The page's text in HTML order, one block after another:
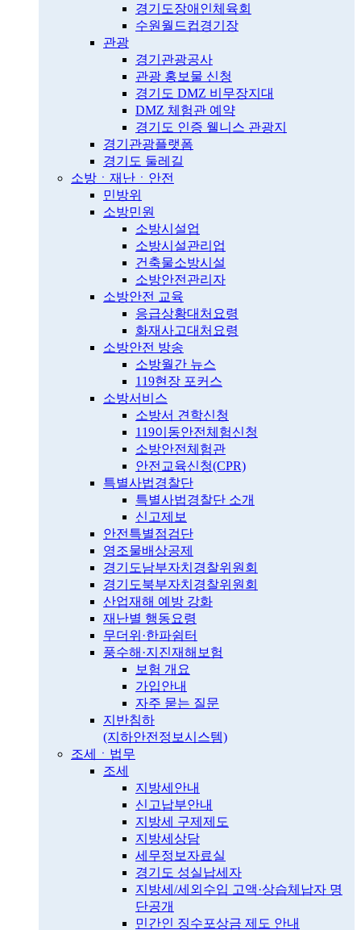
경기도장애인체육회
수원월드컵경기장
관광
경기관광공사
관광 홍보물 신청
경기도 DMZ 비무장지대
DMZ 체험관 예약
경기도 인증 웰니스 관광지
경기관광플랫폼
경기도 둘레길
소방ㆍ재난ㆍ안전
민방위
소방민원
소방시설업
소방시설관리업
건축물소방시설
소방안전관리자
소방안전 교육
응급상황대처요령
화재사고대처요령
소방안전 방송
소방월간 뉴스
119현장 포커스
소방서비스
소방서 견학신청
119이동안전체험신청
소방안전체험관
안전교육신청(CPR)
특별사법경찰단
특별사법경찰단 소개
신고제보
안전특별점검단
영조물배상공제
경기도남부자치경찰위원회
경기도북부자치경찰위원회
산업재해 예방 강화
재난별 행동요령
무더위·한파쉼터
풍수해·지진재해보험
보험 개요
가입안내
자주 묻는 질문
지반침하
(지하안전정보시스템)
조세ㆍ법무
조세
지방세안내
신고납부안내
지방세 구제제도
지방세상담
세무정보자료실
경기도 성실납세자
지방세/세외수입 고액·상습체납자 명
단공개
민간인 징수포상금 제도 안내